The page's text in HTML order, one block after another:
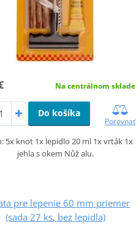
Na centrálnom sklade
Do košíka
Porovnať
5x knot 1x lepidlo 20 ml 1x vrták 1x
jehla s okem Nůž alu.
pre lepenie 60 mm priemer
(sada 27 ks, bez lepidla)